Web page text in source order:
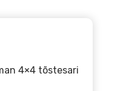
4×4 tõstesari